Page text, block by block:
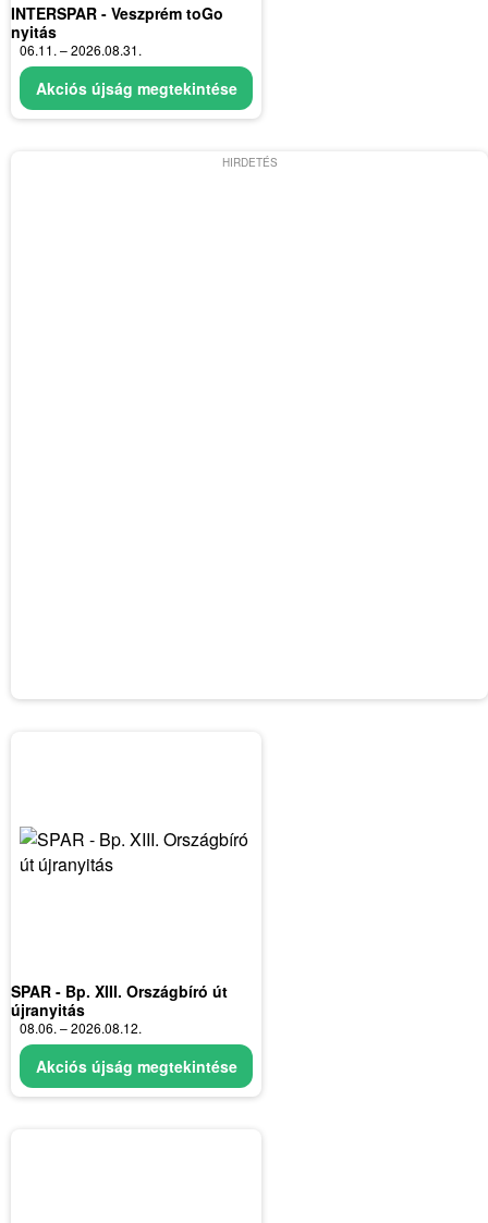
INTERSPAR - Veszprém toGo
nyitás
06.11. – 2026.08.31.
Akciós újság megtekintése
HIRDETÉS
SPAR - Bp. XIII. Országbíró út
újranyitás
08.06. – 2026.08.12.
Akciós újság megtekintése